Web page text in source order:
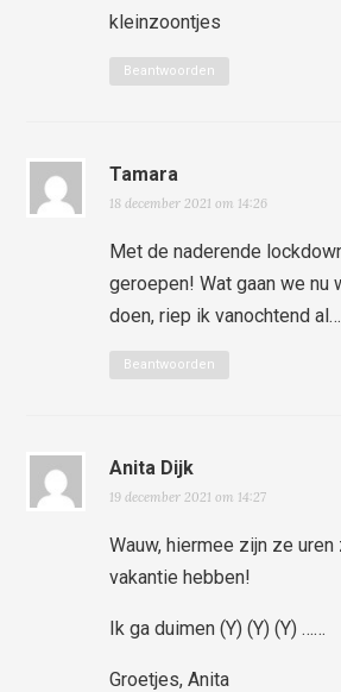
kleinzoontjes
Beantwoorden
Tamara
18 december 2021 om 14:26
Met de naderende
geroepen! Wat gaan we nu
doen, riep ik vanochtend al…
Beantwoorden
Anita Dijk
19 december 2021 om 14:27
Wauw, hiermee zijn ze
vakantie hebben!
Ik ga duimen (Y) (Y) (Y) ……
Groetjes, Anita